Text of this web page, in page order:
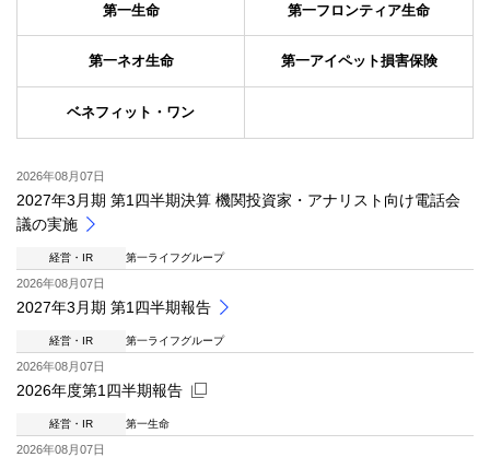
第一生命 第一フロンティア生命
第一ネオ生命 第一アイペット損害保険
ベネフィット・ワン
2026年08月07日
2027年3月期 第1四半期決算 機関投資家・アナリスト向け電話会
議の実施
経営・IR 第一ライフグループ
2026年08月07日
2027年3月期 第1四半期報告
経営・IR 第一ライフグループ
2026年08月07日
2026年度第1四半期報告
経営・IR 第一生命
新規ウィンドウを開きます
2026年08月07日